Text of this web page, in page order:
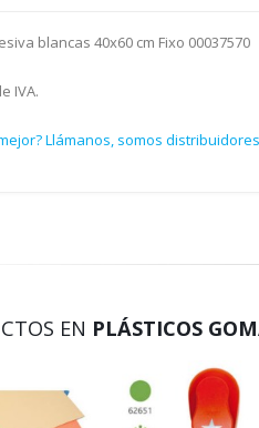
blancas 40x60 cm Fixo 00037570
IVA.
Llámanos, somos
EN PLÁSTICOS